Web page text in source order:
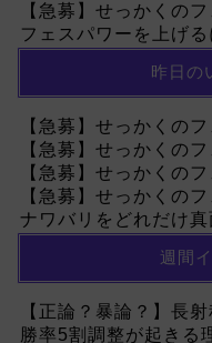
【急募】せっかくの
フェスパワーを上げ
昨日の
【急募】せっかくの
【急募】せっかくの
【急募】せっかくの
【急募】せっかくの
ナワバリをどれだけ
週間
【正論？暴論？】長
勝率5割調整が起きる